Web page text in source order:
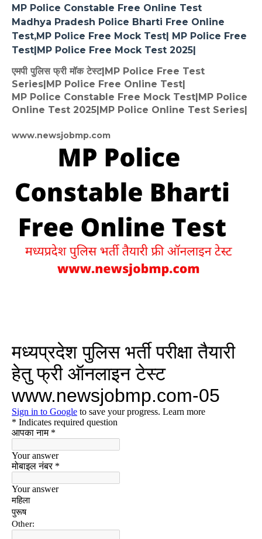
MP Police Constable Free Online Test
Madhya Pradesh Police Bharti Free Online
Test,MP Police Free Mock Test| MP Police Free
Test|MP Police Free Mock Test 2025|
एमपी पुलिस फ्री मॉक टेस्ट|MP Police Free Test
Series|MP Police Free Online Test|
MP Police Constable Free Mock Test|MP Police
Online Test 2025|MP Police Online Test Series|
www.newsjobmp.com